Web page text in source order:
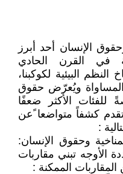
الإنسان أحد أبرز
في القرن الحادي
النظم البيئية لكوكبنا،
ويُعرّض حقوق
للفئات الأكثر ضعفًا
كشفاً متواضعا ًعن
:
وحقوق الإنسان:
الأوجه تبني مقاربات
الممكنة :